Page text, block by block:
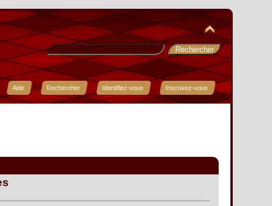
Aide Rechercher Identifiez-vous Inscrivez-vous